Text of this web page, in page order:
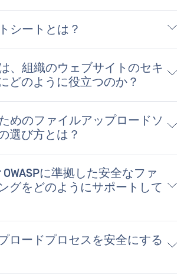
シートとは？
、組織のウェブサイトのセキ
どのように役立つのか？
めのファイルアップロードソ
選び方とは？
に準拠した安全なファ
グをどのようにサポートして
ロードプロセスを安全にする